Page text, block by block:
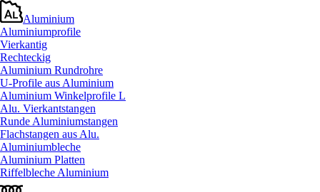
Aluminium
Aluminiumprofile
Vierkantig
Rechteckig
Aluminium Rundrohre
U-Profile aus Aluminium
Aluminium Winkelprofile L
Alu. Vierkantstangen
Runde Aluminiumstangen
Flachstangen aus Alu.
Aluminiumbleche
Aluminium Platten
Riffelbleche Aluminium